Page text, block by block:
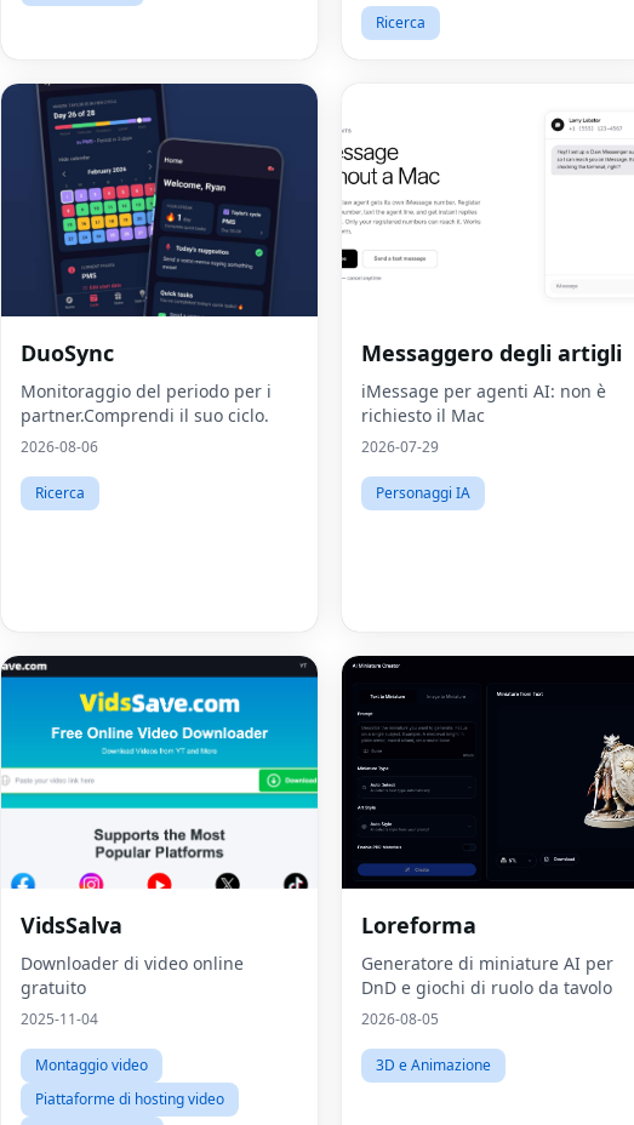
Ricerca
DuoSync
Monitoraggio del periodo per i
partner.Comprendi il suo ciclo.
2026-08-06
Ricerca
Messaggero degli artigli
iMessage per agenti AI: non è
richiesto il Mac
2026-07-29
Personaggi IA
VidsSalva
Downloader di video online
gratuito
2025-11-04
Montaggio video
Piattaforme di hosting video
Loreforma
Generatore di miniature AI per
DnD e giochi di ruolo da tavolo
2026-08-05
3D e Animazione